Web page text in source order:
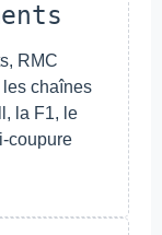
RMC
les chaînes
la F1, le
coupure